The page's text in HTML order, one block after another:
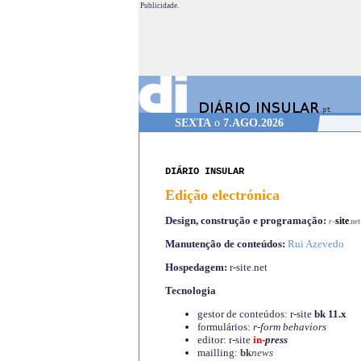
Publicidade.
SEXTAo 7.AGO.2026
DIÁRIO INSULAR
Edição electrónica
Design, construção e programação: r-site.net
Manutenção de conteúdos: Rui Azevedo
Hospedagem: r-site.net
Tecnologia
gestor de conteúdos: r-site bk 11.x
formulários: r-form behaviors
editor: r-site in-press
mailling: bknews